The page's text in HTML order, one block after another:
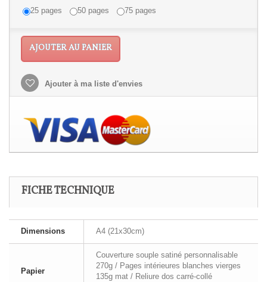
25 pages
50 pages 75 pages
AJOUTER AU PANIER
Ajouter à ma liste d'envies
FICHE TECHNIQUE
Dimensions A4 (21x30cm)
Papier
Couverture souple satiné personnalisable
270g / Pages intérieures blanches vierges
135g mat / Reliure dos carré-collé